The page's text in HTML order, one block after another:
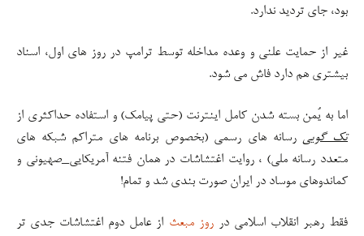
بود، جای تردید ندارد.
غیر از حمایت علنی و وعده مداخله توسط ترامپ در روز های اول، اسناد
بیشتری هم دارد فاش می شود.
اما به یُمن بسته شدن کامل اینترنت (حتی پیامک) و استفاده حداکثری از
تک گویی رسانه های رسمی (بخصوص برنامه های متراکم شبکه های
متعدد رسانه ملی) ، روایت اغتشاشات در همان فتنه آمریکایی_صهیونی و
کماندوهای موساد در ایران صورت بندی شد و تمام!
فقط رهبر انقلاب اسلامی درروز مبعث از عامل دوم اغتشاشات جدی تر